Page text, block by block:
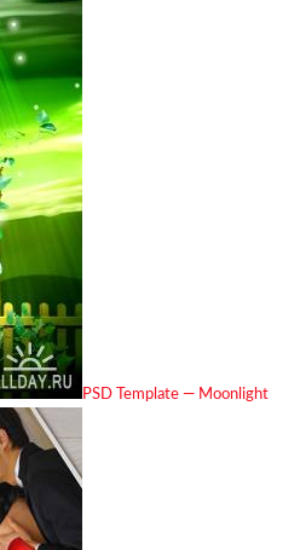
PSD Template — Moonlight